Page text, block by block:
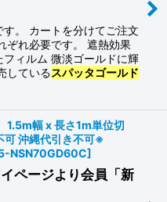
。 カートを分けてご注文
ぞれ必要です。 遮熱効果
ィルム 微淡ゴールドに輝
しているスパッタゴールド
幅 x 長さ1m単位切
沖縄代引き不可※
NSN70GD60C]
ページより会員「新